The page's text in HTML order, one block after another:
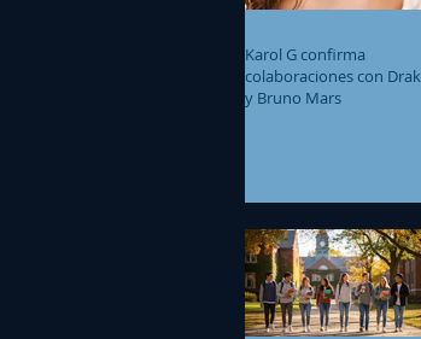
Karol G confirma
colaboraciones con
y Bruno Mars